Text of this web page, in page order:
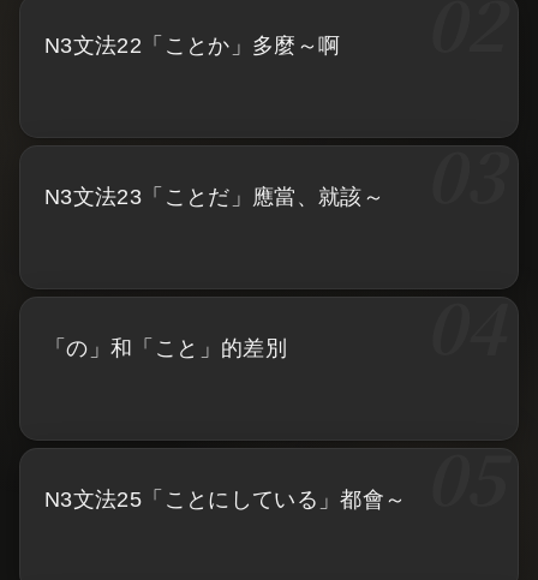
N3文法22「ことか」多麼～啊
N3文法23「ことだ」應當、就該～
「の」和「こと」的差別
N3文法25「ことにしている」都會～